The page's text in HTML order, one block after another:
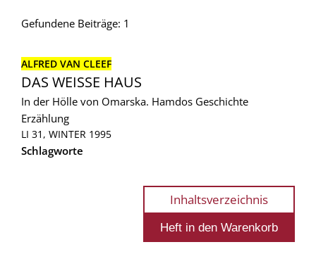
Gefundene Beiträge: 1
ALFRED VAN CLEEF
DAS WEISSE HAUS
In der Hölle von Omarska. Hamdos Geschichte
Erzählung
LI 31, WINTER 1995
Schlagworte
Inhaltsverzeichnis